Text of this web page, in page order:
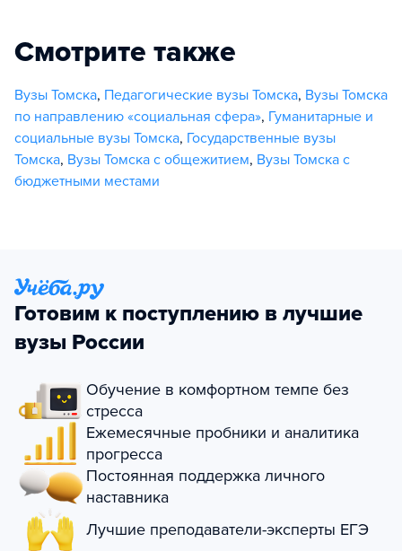
Смотрите также
Вузы Томска, Педагогические вузы Томска, Вузы Томска
по направлению «социальная сфера», Гуманитарные и
социальные вузы Томска, Государственные вузы
Томска, Вузы Томска с общежитием, Вузы Томска с
бюджетными местами
Готовим к поступлению в лучшие
вузы России
Обучение в комфортном темпе без
стресса
Ежемесячные пробники и аналитика
прогресса
Постоянная поддержка личного
наставника
Лучшие преподаватели-эксперты ЕГЭ